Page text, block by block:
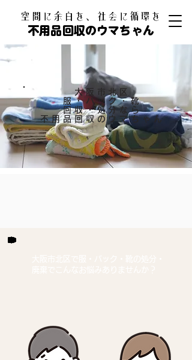
​空間に余白を、社会に循環を
不用品回収のウマちゃん
大阪市北区
服・バック・靴
回収・処分なら
​不用品回収のウマちゃん